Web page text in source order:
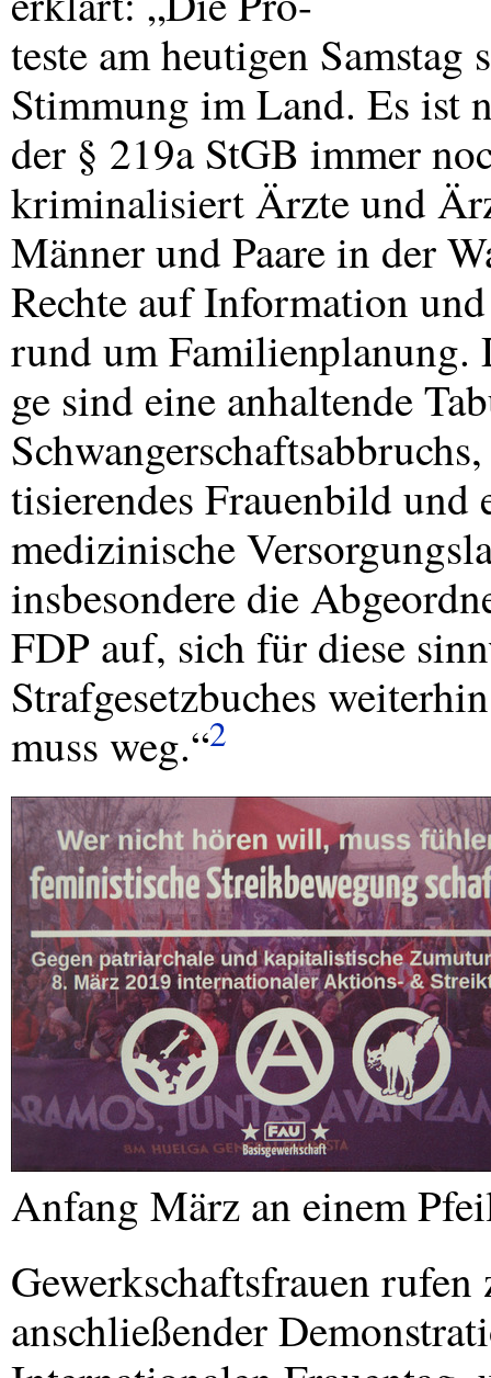
teste am heutigen
Stimmung im Land. Es ist
der § 219a StGB immer
kriminalisiert Ärzte und
Männer und Paare in der
Rechte auf Information
rund um Familienplanung.
ge sind eine anhaltende
tisierendes Frauenbild und
medizinische
insbesondere die
FDP auf, sich für diese
Strafgesetzbuches
muss weg.“2
Anfang März an einem
Gewerkschaftsfrauen
anschließender